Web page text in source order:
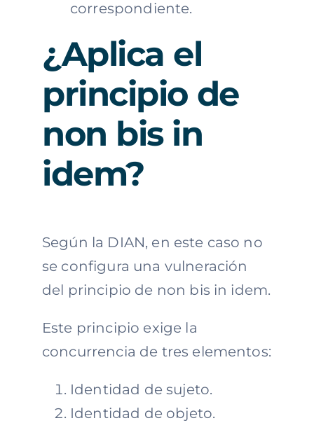
correspondiente.
¿Aplica el
principio de
non bis in
idem?
Según la DIAN, en este caso no
se configura una vulneración
del principio de non bis in idem.
Este principio exige la
concurrencia de tres elementos:
Identidad de sujeto.
Identidad de objeto.